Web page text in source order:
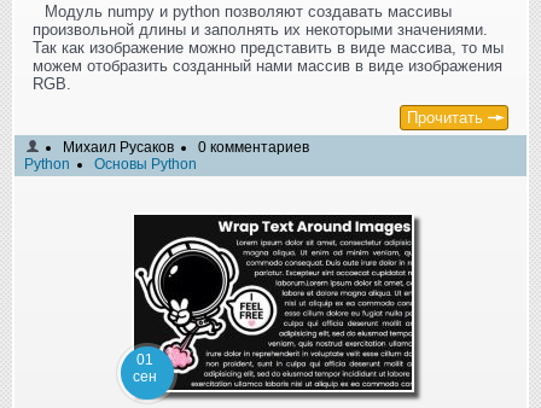
Модуль numpy и python позволяют создавать массивы
произвольной длины и заполнять их некоторыми значениями.
Так как изображение можно представить в виде массива, то мы
можем отобразить созданный нами массив в виде изображения
RGB.
Прочитать
Михаил Русаков
0 комментариев
Python
Основы Python
01
сен